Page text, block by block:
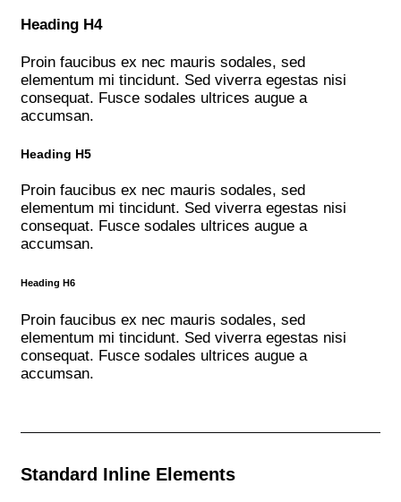
Heading H4
Proin faucibus ex nec mauris sodales, sed
elementum mi tincidunt. Sed viverra egestas nisi
consequat. Fusce sodales ultrices augue a
accumsan.
Heading H5
Proin faucibus ex nec mauris sodales, sed
elementum mi tincidunt. Sed viverra egestas nisi
consequat. Fusce sodales ultrices augue a
accumsan.
Heading H6
Proin faucibus ex nec mauris sodales, sed
elementum mi tincidunt. Sed viverra egestas nisi
consequat. Fusce sodales ultrices augue a
accumsan.
Standard Inline Elements